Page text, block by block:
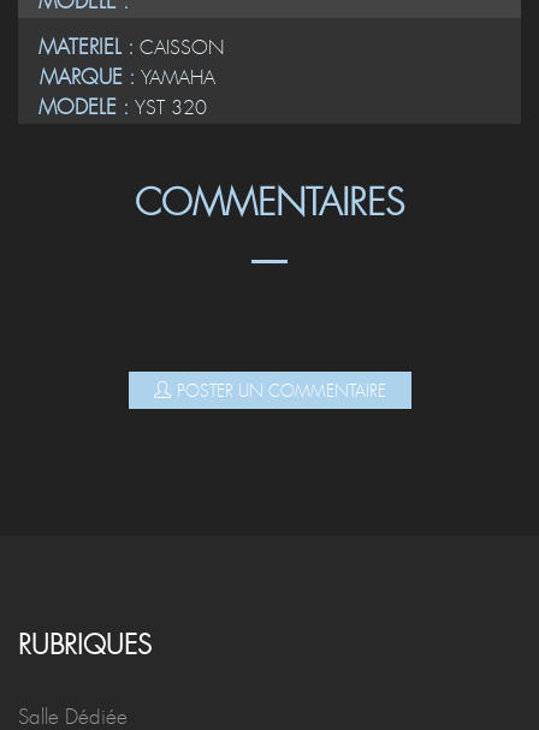
MATERIEL : CAISSON
MARQUE : YAMAHA
MODELE : YST 320
COMMENTAIRES
POSTER UN COMMENTAIRE
RUBRIQUES
Salle Dédiée